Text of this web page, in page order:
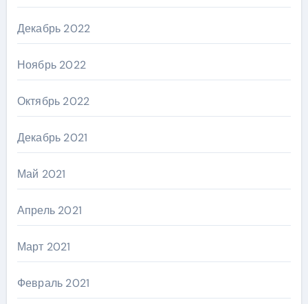
Декабрь 2022
Ноябрь 2022
Октябрь 2022
Декабрь 2021
Май 2021
Апрель 2021
Март 2021
Февраль 2021